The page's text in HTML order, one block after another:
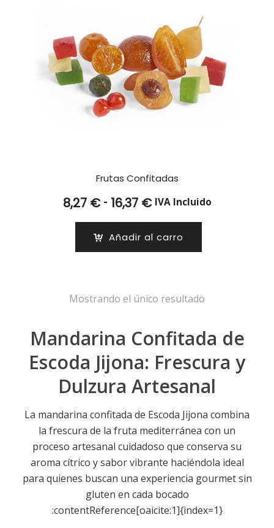
Mandarina Confitada de
Escoda Jijona: Frescura y
Dulzura Artesanal
La mandarina confitada de Escoda Jijona combina
la frescura de la fruta mediterránea con un
proceso artesanal cuidadoso que conserva su
aroma cítrico y sabor vibrante haciéndola ideal
para quienes buscan una experiencia gourmet sin
gluten en cada bocado
:contentReference[oaicite:1]{index=1}
Frutas Confitadas
8,27 € - 16,37 €Rango
precios:
desde
IVA Incluido
Añadir al carro
Mostrando el único resultado